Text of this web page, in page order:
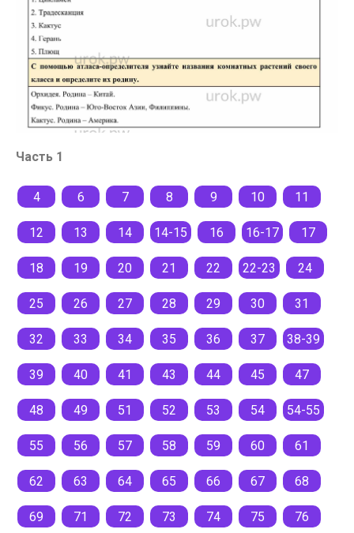
Часть 1
4 6 7 8 9 10 11
12 13 14 14-15 16 16-17 17
18 19 20 21 22 22-23 24
25 26 27 28 29 30 31
32 33 34 35 36 37 38-39
39 40 41 43 44 45 47
48 49 51 52 53 54 54-55
55 56 57 58 59 60 61
62 63 64 65 66 67 68
69 71 72 73 74 75 76